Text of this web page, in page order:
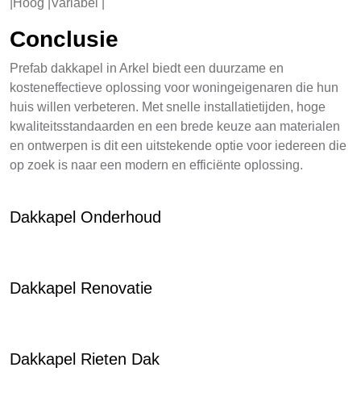
|Hoog |Variabel |
Conclusie
Prefab dakkapel in Arkel biedt een duurzame en
kosteneffectieve oplossing voor woningeigenaren die hun
huis willen verbeteren. Met snelle installatietijden, hoge
kwaliteitsstandaarden en een brede keuze aan materialen
en ontwerpen is dit een uitstekende optie voor iedereen die
op zoek is naar een modern en efficiënte oplossing.
Dakkapel Onderhoud
Dakkapel Renovatie
Dakkapel Rieten Dak